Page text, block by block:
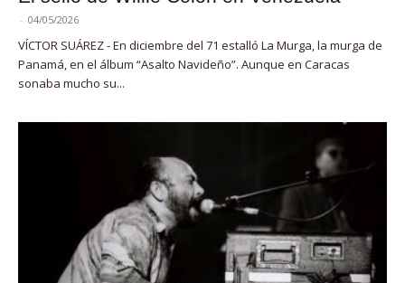
- 04/05/2026
VÍCTOR SUÁREZ - En diciembre del 71 estalló La Murga, la murga de
Panamá, en el álbum “Asalto Navideño”. Aunque en Caracas
sonaba mucho su...